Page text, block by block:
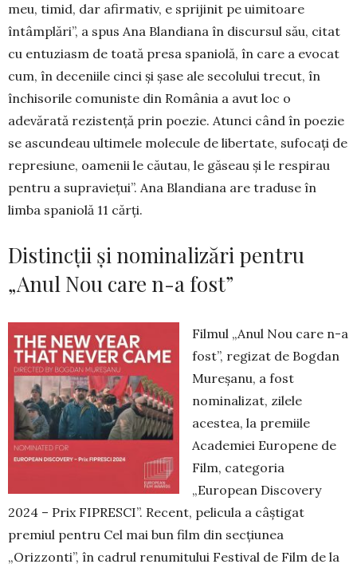
meu, timid, dar afirmativ, e sprijinit pe uimitoare
întâmplări”, a spus Ana Blandiana în discursul său, citat
cu entuziasm de toată presa spaniolă, în care a evocat
cum, în deceniile cinci și șase ale secolului trecut, în
închisorile comuniste din România a avut loc o
adevărată rezistență prin poezie. Atunci când în poezie
se ascundeau ultimele molecule de libertate, sufocați de
represiune, oamenii le căutau, le găseau și le respirau
pentru a supraviețui”. Ana Blandiana are traduse în
limba spaniolă 11 cărţi.
Distincții și nominalizări pentru
„Anul Nou care n-a fost”
Filmul „Anul Nou care n-a
fost”, regizat de Bogdan
Mureșanu, a fost
nominalizat, zilele
acestea, la premiile
Academiei Europene de
Film, categoria
„European Discovery
2024 – Prix FIPRESCI”. Recent, pelicula a câştigat
premiul pentru Cel mai bun film din secţiunea
„Orizzonti”, în cadrul renumitului Festival de Film de la